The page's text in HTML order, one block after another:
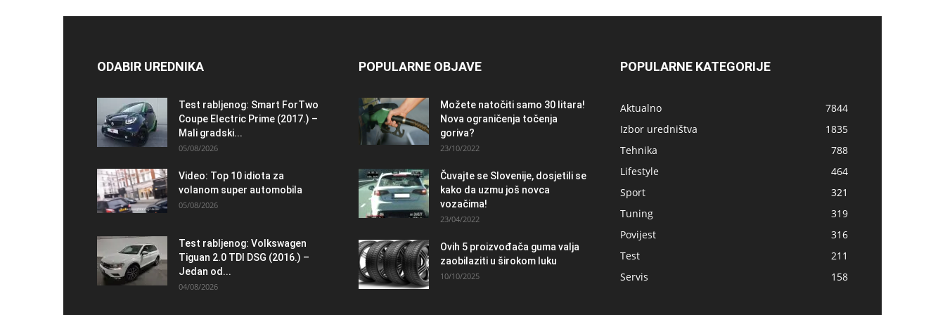
ODABIR UREDNIKA
Test rabljenog: Smart ForTwo
Coupe Electric Prime (2017.) –
Mali gradski...
05/08/2026
Video: Top 10 idiota za
volanom super automobila
05/08/2026
Test rabljenog: Volkswagen
Tiguan 2.0 TDI DSG (2016.) –
Jedan od...
04/08/2026
POPULARNE OBJAVE
Možete natočiti samo 30 litara!
Nova ograničenja točenja
goriva?
23/10/2022
Čuvajte se Slovenije, dosjetili se
kako da uzmu još novca
vozačima!
23/04/2022
Ovih 5 proizvođača guma valja
zaobilaziti u širokom luku
10/10/2025
POPULARNE KATEGORIJE
Aktualno
7844
Izbor uredništva
1835
Tehnika
788
Lifestyle
464
Sport
321
Tuning
319
Povijest
316
Test
211
Servis
158